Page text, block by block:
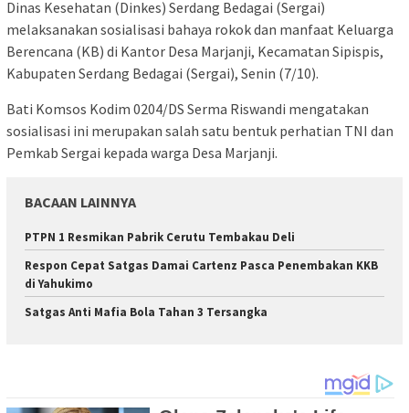
Dinas Kesehatan (Dinkes) Serdang Bedagai (Sergai)
melaksanakan sosialisasi bahaya rokok dan manfaat Keluarga
Berencana (KB) di Kantor Desa Marjanji, Kecamatan Sipispis,
Kabupaten Serdang Bedagai (Sergai), Senin (7/10).
Bati Komsos Kodim 0204/DS Serma Riswandi mengatakan
sosialisasi ini merupakan salah satu bentuk perhatian TNI dan
Pemkab Sergai kepada warga Desa Marjanji.
BACAAN LAINNYA
PTPN 1 Resmikan Pabrik Cerutu Tembakau Deli
Respon Cepat Satgas Damai Cartenz Pasca Penembakan KKB
di Yahukimo
Satgas Anti Mafia Bola Tahan 3 Tersangka